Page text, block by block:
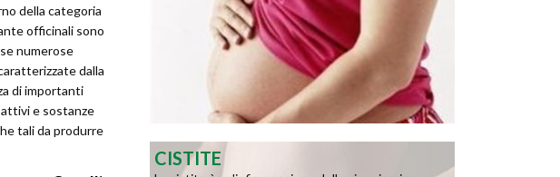
della categoria
officinali sono
numerose
dalla
di importanti
e sostanze
tali da produrre
CISTITE